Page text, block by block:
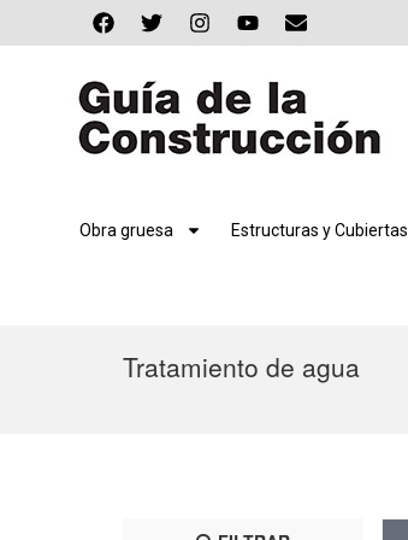
Obra gruesa Estructuras y Cubiertas
Tratamiento de agua